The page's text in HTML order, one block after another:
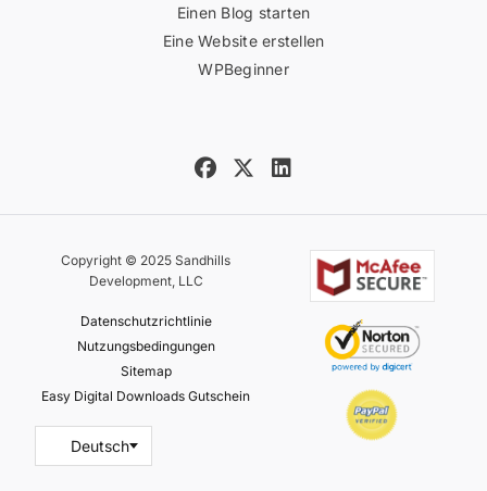
Einen Blog starten
Eine Website erstellen
WPBeginner
Copyright © 2025 Sandhills
Development, LLC
Datenschutzrichtlinie
Nutzungsbedingungen
Sitemap
Easy Digital Downloads Gutschein